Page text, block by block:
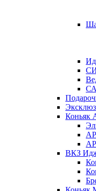
Коньяк
ВКЗ